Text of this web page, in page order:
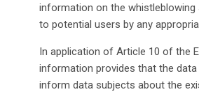
information on the whistleblowing
to potential users by any
In application of Article 10 of the
information provides that the data
inform data subjects about the